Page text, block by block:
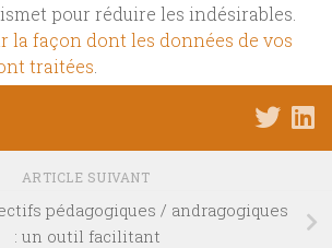
pour réduire les indésirables.
la façon dont les données de vos
traitées
ARTICLE SUIVANT
pédagogiques / andragogiques
: un outil facilitant